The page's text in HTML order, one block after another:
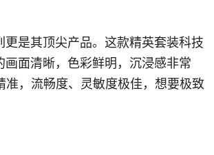
是其顶尖产品。这款精英套装科技
面清晰，色彩鲜明，沉浸感非常
，流畅度、灵敏度极佳，想要极致